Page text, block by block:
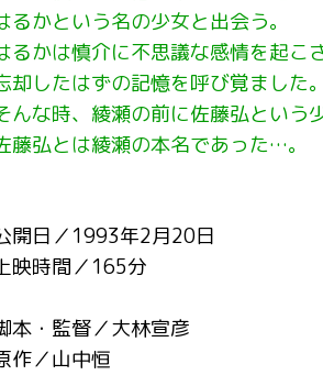
るかという名の少女と出会う。
るかは慎介に不思議な感情を起こさ
却したはずの記憶を呼び覚ました。
んな時、綾瀬の前に佐藤弘という
藤弘とは綾瀬の本名であった…。
開日／1993年2月20日
映時間／165分
本・監督／大林宣彦
作／山中恒